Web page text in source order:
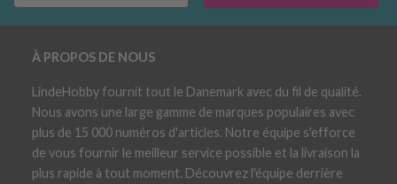
À PROPOS DE NOUS
LindeHobby fournit tout le Danemark avec du fil de qualité.
Nous avons une large gamme de marques populaires avec
plus de 15 000 numéros d'articles. Notre équipe s'efforce
de vous fournir le meilleur service possible et la livraison la
plus rapide à tout moment. Découvrez l'équipe derrière